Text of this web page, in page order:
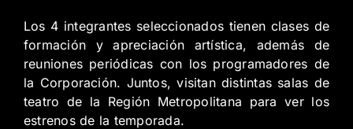
Los 4 integrantes seleccionados tienen clases de
formación y apreciación artística, además de
reuniones periódicas con los programadores de
la Corporación. Juntos, visitan distintas salas de
teatro de la Región Metropolitana para ver los
estrenos de la temporada.